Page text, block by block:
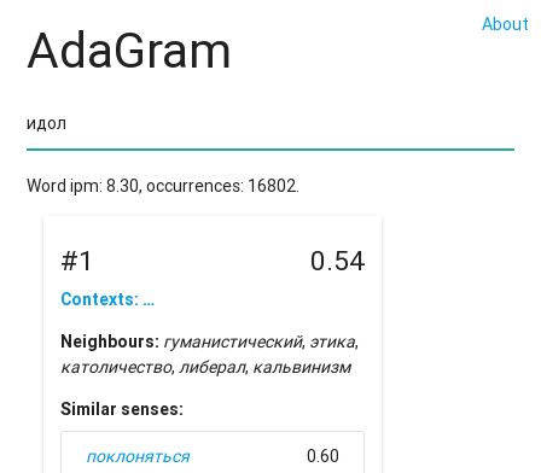
About
AdaGram
Word ipm: 8.30, occurrences: 16802.
#1 0.54
Contexts: …
Neighbours: гуманистический, этика,
католичество,либерал, кальвинизм
Similar senses:
поклоняться 0.60